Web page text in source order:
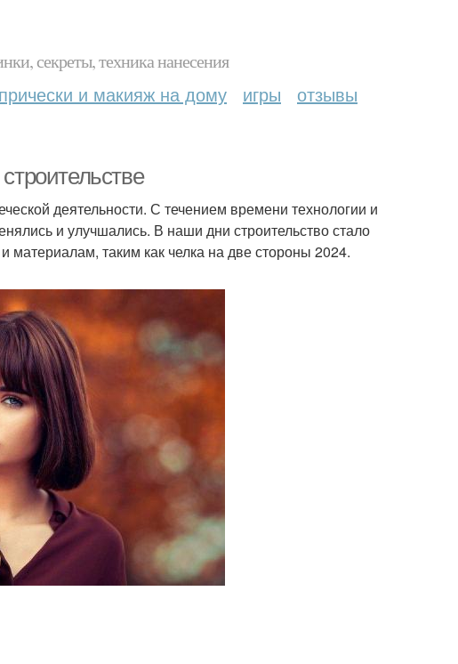
секреты, техника нанесения
прически и макияж на дому игры отзывы
деятельности. С течением времени технологии и
и улучшались. В наши дни строительство стало
таким как челка на две стороны 2024.